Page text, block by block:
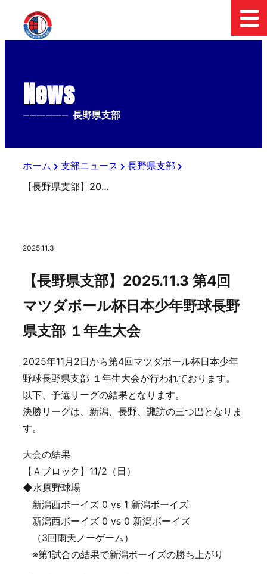
News
-------------- 長野県支部
ホーム 支部ニュース
長野県支部
【長野県支部】2025.11.3 第4回マツダボール杯日本少年野球長野県支部 １年生大会
2025.11.3
【長野県支部】2025.11.3 第4回
マツダボール杯日本少年野球長野
県支部 １年生大会
2025年11月2日から第4回マツダボール杯日本少年
野球長野県支部 １年生大会が行われております。
以下、予選リーグの結果となります。
決勝リーグは、新潟、長野、諏訪の三つ巴となりま
す。
大会の結果
【Ａブロック】11/2（日）
◆水原野球場
新潟西ボーイズ 0 vs 1 新潟ボーイズ
新潟西ボーイズ 0 vs 0 新潟ボーイズ
（3回雨天ノーゲーム）
※第1試合の結果で新潟ボーイズの勝ち上がり